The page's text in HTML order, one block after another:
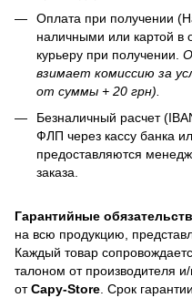
Оплата при получении
наличными или картой в
курьеру при получении.
взимает комиссию за
от суммы + 20 грн).
Безналичный расчет
ФЛП через кассу банка
предоставляются
заказа.
Гарантийные
на всю продукцию,
Каждый товар
талоном от производителя
отCapy-Store . Срок